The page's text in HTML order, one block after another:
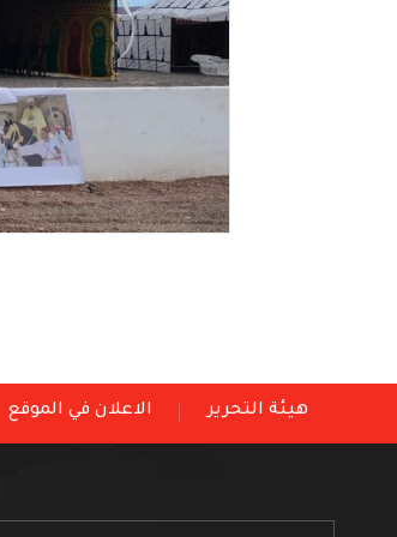
هيئة التحرير الاعلان في الموقع